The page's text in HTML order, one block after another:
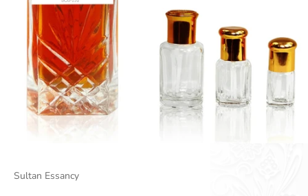
Sultan Essancy